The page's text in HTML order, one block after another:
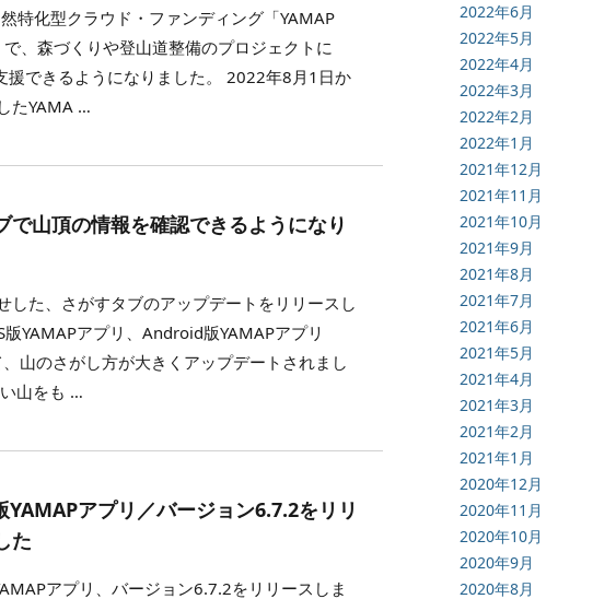
特化型クラウド・ファンディング「YAMAP
、森づくりや登山道整備のプロジェクトに
援できるようになりました。 2022年8月1日か
たYAMA …
で山頂の情報を確認できるようになり
した、さがすタブのアップデートをリリースし
版YAMAPアプリ、Android版YAMAPアプリ
山のさがし方が大きくアップデートされまし
山をも …
アプリ／バージョン6.7.2をリリ
た
アプリ、バージョン6.7.2をリリースしま
2022年6月
2022年5月
2022年4月
2022年3月
2022年2月
2022年1月
2021年12月
2021年11月
2021年10月
2021年9月
2021年8月
2021年7月
2021年6月
2021年5月
2021年4月
2021年3月
2021年2月
2021年1月
2020年12月
2020年11月
2020年10月
2020年9月
2020年8月